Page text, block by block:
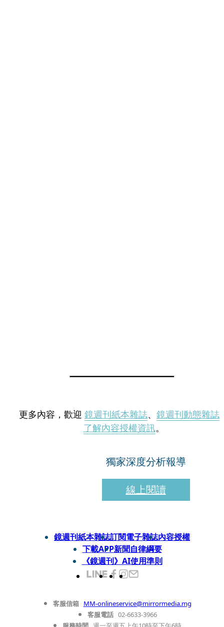
更多內容，歡迎 鏡週刊紙本雜誌、 鏡週刊動態雜誌
了解內容授權資訊。
獨家深度分析報導
線上閱讀
鏡週刊紙本雜誌訂閱電子雜誌內容授權
下載APP新聞自律綱要
《鏡週刊》AI使用準則
客服信箱 MM-onlineservice@mirrormedia.mg
客服電話 02-6633-3966